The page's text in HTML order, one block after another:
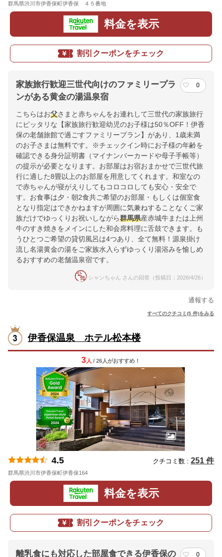
群馬県渋川市伊香保町伊香保 ４５番地
料金を表示
割引クーポンをチェック
家族旅行歓迎三世代向けのファミリープラ
ンがある黄金の湯温泉宿
0
こちらはお父さまと赤ちゃんをお連れして三世代の家族旅行
にピッタリな【家族旅行歓迎幼児のお子様は50％OFF！伊香
保の老舗旅館で過ごすファミリープラン】があり、1歳未満
のお子さまは無料です。※チェックイン時にお子様の年齢を
確認できる身分証明書（マイナンバーカードや母子手帳等）
の提示が必要となります。お部屋はお宿おまかせで三世代旅
行に適した8畳以上のお部屋を用意してくれます。和室なの
で赤ちゃんが寝がえりしてもコロコロしても安心・安全で
す。お食事は夕・朝2食共ご希望のお部屋・もしくは個室食
となり指定はできかねますが周囲に気兼ねすることなくご家
族だけでゆっくりお祝いしながら群馬県産赤城牛または上州
牛のすき焼きをメインにした和会席料理に舌鼓できます。も
うひとつご希望の貸切風呂は4つあり、全て無料！源泉掛け
流し名湯黄金の湯をご家族水入らずゆっくり湯浴みを愉しめ
るおすすめの老舗温泉宿です。
シャンちゃん さんの回答（投稿日：2026/4/26）
通報する
すべてのクチコミ(5 件)をみる
伊香保温泉 ホテル松本楼
3 人 / 26人がおすすめ！
4.5 クチコミ数 : 251 件
群馬県渋川市伊香保町伊香保164
料金を表示
割引クーポンをチェック
離乳食にも対応した部屋食できる伊香保の 0